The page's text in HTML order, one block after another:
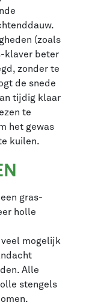
(zoals
klaver beter
zonder te
de snede
tijdig klaar
te
het gewas
kuilen.
gras-
holle
mogelijk
Alle
stengels